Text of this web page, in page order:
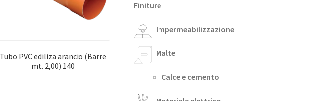
Tubo PVC ediliza arancio (Barre
mt. 2,00) 140
Finiture
Impermeabilizzazione
Malte
Calce e cemento